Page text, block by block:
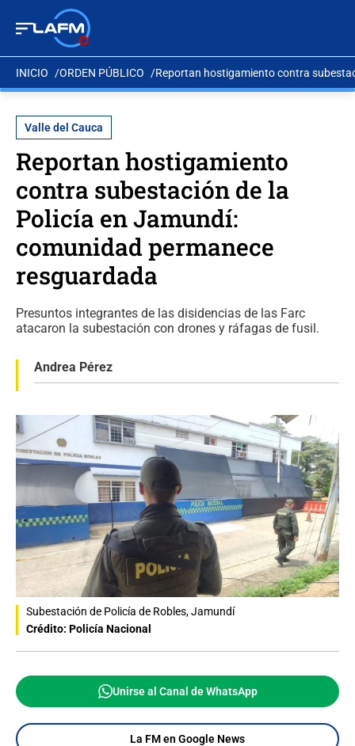
INICIO ORDEN PÚBLICO Reportan hostigamiento contra
Valle del Cauca
Reportan hostigamiento
contra subestación de la
Policía en Jamundí:
comunidad permanece
resguardada
Presuntos integrantes de las disidencias de las Farc
atacaron la subestación con drones y ráfagas de fusil.
Andrea Pérez
Subestación de Policía de Robles, Jamundí
Crédito: Policía Nacional
Unirse al Canal de WhatsApp
La FM en Google News